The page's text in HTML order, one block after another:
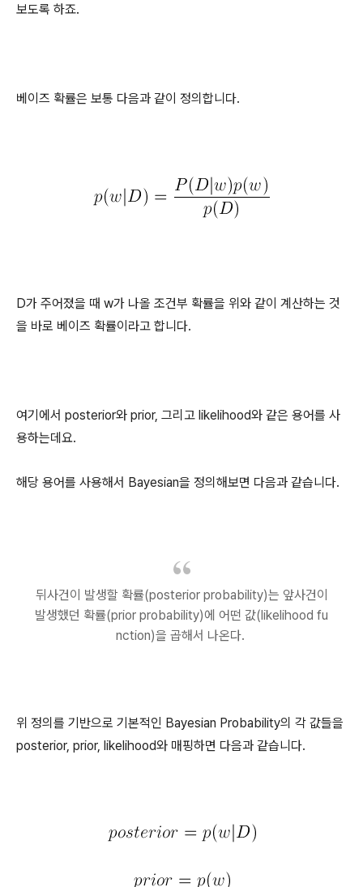
보도록 하죠.
베이즈 확률은 보통 다음과 같이 정의합니다.
D가 주어졌을 때 w가 나올 조건부 확률을 위와 같이 계산하는 것
을 바로 베이즈 확률이라고 합니다.
여기에서 posterior와 prior, 그리고 likelihood와 같은 용어를 사
용하는데요.
해당 용어를 사용해서 Bayesian을 정의해보면 다음과 같습니다.
뒤사건이 발생할 확률(posterior probability)는 앞사건이
발생했던 확률(prior probability)에 어떤 값(likelihood fu
nction)을 곱해서 나온다.
위 정의를 기반으로 기본적인 Bayesian Probability의 각 값들을
posterior, prior, likelihood와 매핑하면 다음과 같습니다.